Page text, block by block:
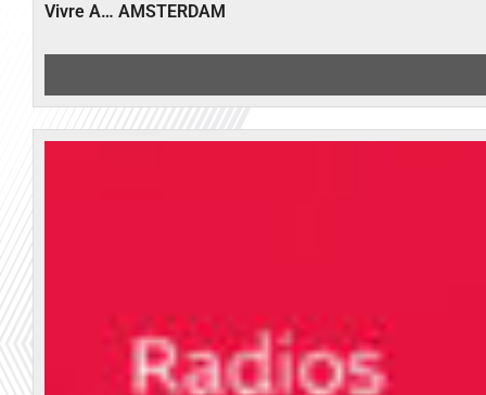
Vivre A… AMSTERDAM